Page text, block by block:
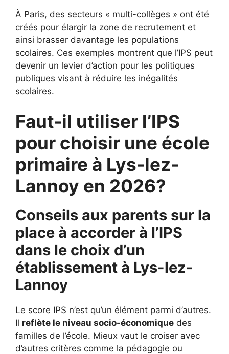
À Paris, des secteurs « multi-collèges » ont été
créés pour élargir la zone de recrutement et
ainsi brasser davantage les populations
scolaires. Ces exemples montrent que l’IPS peut
devenir un levier d’action pour les politiques
publiques visant à réduire les inégalités
scolaires.
Faut-il utiliser l’IPS
pour choisir une école
primaire à Lys-lez-
Lannoy en 2026?
Conseils aux parents sur la
place à accorder à l’IPS
dans le choix d’un
établissement à Lys-lez-
Lannoy
Le score IPS n’est qu’un élément parmi d’autres.
Il reflète le niveau socio-économique des
familles de l’école. Mieux vaut le croiser avec
d’autres critères comme la pédagogie ou